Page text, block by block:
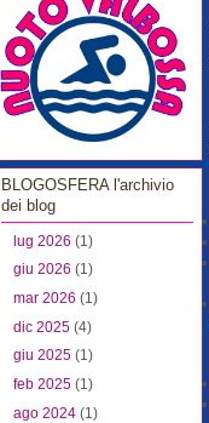
BLOGOSFERA l'archivio
dei blog
lug 2026 (1)
giu 2026 (1)
mar 2026 (1)
dic 2025 (4)
giu 2025 (1)
feb 2025 (1)
ago 2024 (1)